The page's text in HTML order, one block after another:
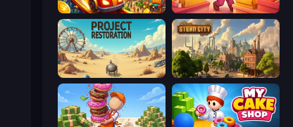
My Perfect Theme Park Candy Packing Store
Project Restoration Steam City